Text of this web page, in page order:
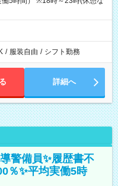
/ 服装自由 / シフト勤務
詳細へ
警備員✨履歴書不
％✨平均実働5時